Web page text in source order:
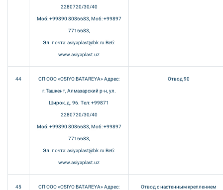
2280720/30/40
Моб: +99890 8086683, Моб: +99897
7716683,
Эл. почта: asiyaplast@bk.ru Веб:
www.asiyaplast.uz
44 СП ООО «OSIYO BATAREYA» Адрес:
г.Ташкент, Алмазарский р-н, ул.
Широк, д. 96. Тел: +99871
2280720/30/40
Моб: +99890 8086683, Моб: +99897
7716683,
Эл. почта: asiyaplast@bk.ru Веб:
www.asiyaplast.uz
Отвод 90
45 СП ООО «OSIYO BATAREYA» Адрес: Отвод с настенным креплением